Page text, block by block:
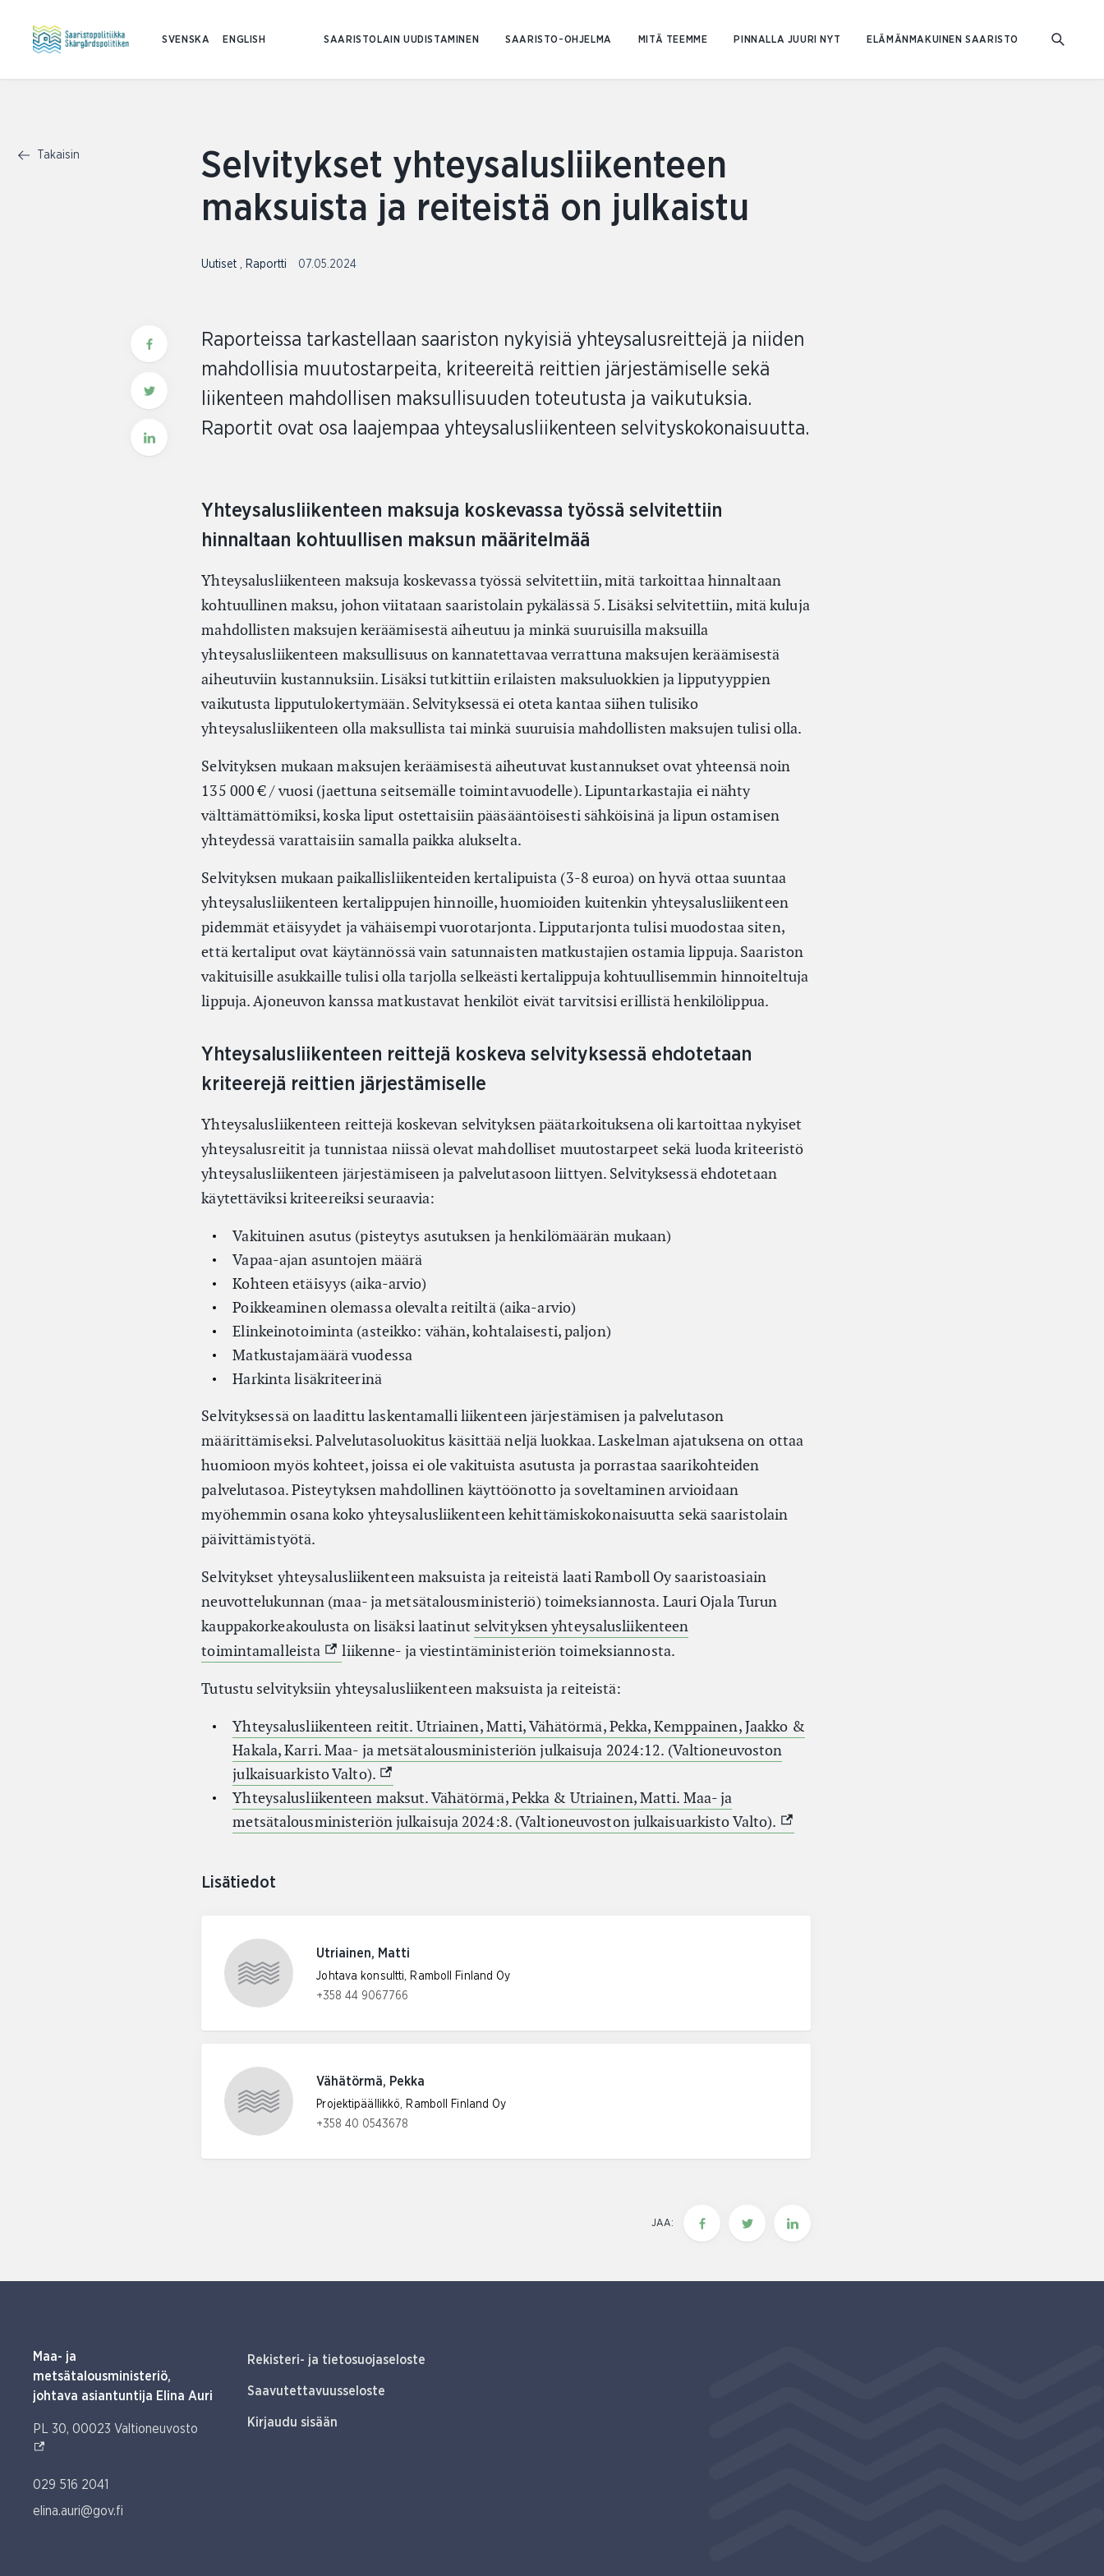
SVENSKA ENGLISH SAARISTOLAIN UUDISTAMINEN SAARISTO-OHJELMA MITÄ TEEMME PINNALLA JUURI NYT ELÄMÄNMAKUINEN SAARISTO
Takaisin
Selvitykset yhteysalusliikenteen
maksuista ja reiteistä on julkaistu
Uutiset, Raportti 07.05.2024
Raporteissa tarkastellaan saariston nykyisiä yhteysalusreittejä ja niiden
mahdollisia muutostarpeita, kriteereitä reittien järjestämiselle sekä
liikenteen mahdollisen maksullisuuden toteutusta ja vaikutuksia.
Raportit ovat osa laajempaa yhteysalusliikenteen selvityskokonaisuutta.
Yhteysalusliikenteen maksuja koskevassa työssä selvitettiin
hinnaltaan kohtuullisen maksun määritelmää
Yhteysalusliikenteen maksuja koskevassa työssä selvitettiin, mitä tarkoittaa hinnaltaan
kohtuullinen maksu, johon viitataan saaristolain pykälässä 5. Lisäksi selvitettiin, mitä kuluja
mahdollisten maksujen keräämisestä aiheutuu ja minkä suuruisilla maksuilla
yhteysalusliikenteen maksullisuus on kannatettavaa verrattuna maksujen keräämisestä
aiheutuviin kustannuksiin. Lisäksi tutkittiin erilaisten maksuluokkien ja lipputyyppien
vaikutusta lipputulokertymään. Selvityksessä ei oteta kantaa siihen tulisiko
yhteysalusliikenteen olla maksullista tai minkä suuruisia mahdollisten maksujen tulisi olla.
Selvityksen mukaan maksujen keräämisestä aiheutuvat kustannukset ovat yhteensä noin
135 000 € / vuosi (jaettuna seitsemälle toimintavuodelle). Lipuntarkastajia ei nähty
välttämättömiksi, koska liput ostettaisiin pääsääntöisesti sähköisinä ja lipun ostamisen
yhteydessä varattaisiin samalla paikka alukselta.
Selvityksen mukaan paikallisliikenteiden kertalipuista (3-8 euroa) on hyvä ottaa suuntaa
yhteysalusliikenteen kertalippujen hinnoille, huomioiden kuitenkin yhteysalusliikenteen
pidemmät etäisyydet ja vähäisempi vuorotarjonta. Lipputarjonta tulisi muodostaa siten,
että kertaliput ovat käytännössä vain satunnaisten matkustajien ostamia lippuja. Saariston
vakituisille asukkaille tulisi olla tarjolla selkeästi kertalippuja kohtuullisemmin hinnoiteltuja
lippuja. Ajoneuvon kanssa matkustavat henkilöt eivät tarvitsisi erillistä henkilölippua.
Yhteysalusliikenteen reittejä koskeva selvityksessä ehdotetaan
kriteerejä reittien järjestämiselle
Yhteysalusliikenteen reittejä koskevan selvityksen päätarkoituksena oli kartoittaa nykyiset
yhteysalusreitit ja tunnistaa niissä olevat mahdolliset muutostarpeet sekä luoda kriteeristö
yhteysalusliikenteen järjestämiseen ja palvelutasoon liittyen. Selvityksessä ehdotetaan
käytettäviksi kriteereiksi seuraavia:
Vakituinen asutus (pisteytys asutuksen ja henkilömäärän mukaan)
Vapaa-ajan asuntojen määrä
Kohteen etäisyys (aika-arvio)
Poikkeaminen olemassa olevalta reitiltä (aika-arvio)
Elinkeinotoiminta (asteikko: vähän, kohtalaisesti, paljon)
Matkustajamäärä vuodessa
Harkinta lisäkriteerinä
Selvityksessä on laadittu laskentamalli liikenteen järjestämisen ja palvelutason
määrittämiseksi. Palvelutasoluokitus käsittää neljä luokkaa. Laskelman ajatuksena on ottaa
huomioon myös kohteet, joissa ei ole vakituista asutusta ja porrastaa saarikohteiden
palvelutasoa. Pisteytyksen mahdollinen käyttöönotto ja soveltaminen arvioidaan
myöhemmin osana koko yhteysalusliikenteen kehittämiskokonaisuutta sekä saaristolain
päivittämistyötä.
Selvitykset yhteysalusliikenteen maksuista ja reiteistä laati Ramboll Oy saaristoasiain
neuvottelukunnan (maa- ja metsätalousministeriö) toimeksiannosta. Lauri Ojala Turun
kauppakorkeakoulusta on lisäksi laatinut selvityksen yhteysalusliikenteen
toimintamalleista (Ulkoinen linkki)
liikenne- ja viestintäministeriön toimeksiannosta.
Tutustu selvityksiin yhteysalusliikenteen maksuista ja reiteistä:
Yhteysalusliikenteen reitit. Utriainen, Matti, Vähätörmä, Pekka, Kemppainen, Jaakko &
Hakala, Karri. Maa- ja metsätalousministeriön julkaisuja 2024:12. (Valtioneuvoston
julkaisuarkisto Valto). (Ulkoinen linkki)
Yhteysalusliikenteen maksut. Vähätörmä, Pekka & Utriainen, Matti. Maa- ja
metsätalousministeriön julkaisuja 2024:8. (Valtioneuvoston julkaisuarkisto Valto). (Ulkoinen linkki)
Lisätiedot
Utriainen, Matti
Johtava konsultti, Ramboll Finland Oy
Puhelinnumero:
+358 44 9067766
Vähätörmä, Pekka
Projektipäällikkö, Ramboll Finland Oy
Puhelinnumero:
+358 40 0543678
JAA:
Maa- ja
metsätalousministeriö,
johtava asiantuntija Elina Auri
PL 30, 00023 Valtioneuvosto (Ulkoinen linkki)
029 516 2041
elina.auri@gov.fi
Rekisteri- ja tietosuojaseloste
Saavutettavuusseloste
Kirjaudu sisään